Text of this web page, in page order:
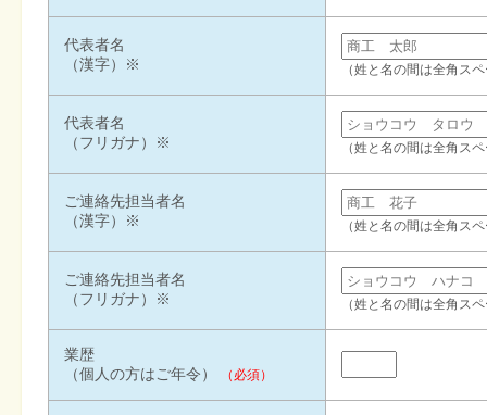
代表者名
（漢字）※
（姓と名の間は全角ス
代表者名
（フリガナ）※
（姓と名の間は全角ス
ご連絡先担当者名
（漢字）※
（姓と名の間は全角ス
ご連絡先担当者名
（フリガナ）※
（姓と名の間は全角ス
業歴
（個人の方はご年令）
（必須）